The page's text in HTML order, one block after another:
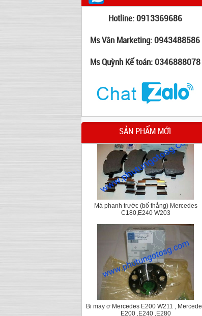
Hotline: 0913369686
Ms Vân Marketing: 0943488586
Ms Quỳnh Kế toán: 0346888078
SẢN PHẨM MỚI
Cao su chân hộp số Mercedes C Class
W204,E class W212
Má phanh trước (bố thắng) Mercedes
C180,E240 W203
Bi may ơ Mercedes E200 W211 , Mercedes
E200 ,E240 ,E280